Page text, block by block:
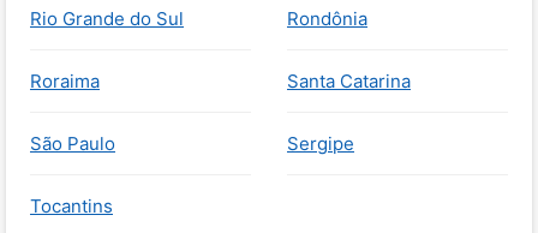
Rio Grande do Sul Rondônia
Roraima Santa Catarina
São Paulo Sergipe
Tocantins